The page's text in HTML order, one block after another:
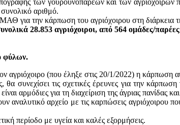
αριθμό.
για την κάρπωση του αγριόχοιρου στη διάρκεια
28.853 αγριόχοιροι, από 564 ομάδες/
φύλων.
αγριόχοιρο (που έληξε στις 20/1/2022) η
συνεχίσει τις σχετικές έρευνες για την
αρμόδιες για τη διαχείριση της άγριας πανίδας
αναλυτικό αρχείο με τις καρπώσεις αγριόχοιρου
περίοδο με υγεία και καλές εξορμήσεις.